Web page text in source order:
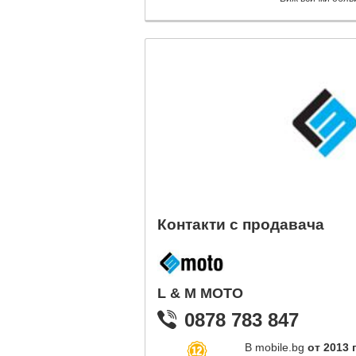
Контакти с продавача
L & M MOTO
0878 783 847
В mobile.bg от 2013